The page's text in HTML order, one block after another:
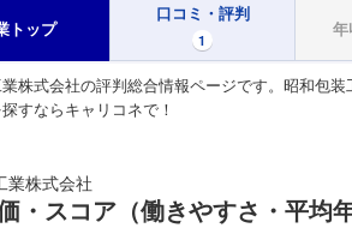
トップ
口コミ・評判
1
株式会社の評判総合情報ページです。昭和包
すならキャリコネで！
業株式会社
・スコア（働きやすさ・平均